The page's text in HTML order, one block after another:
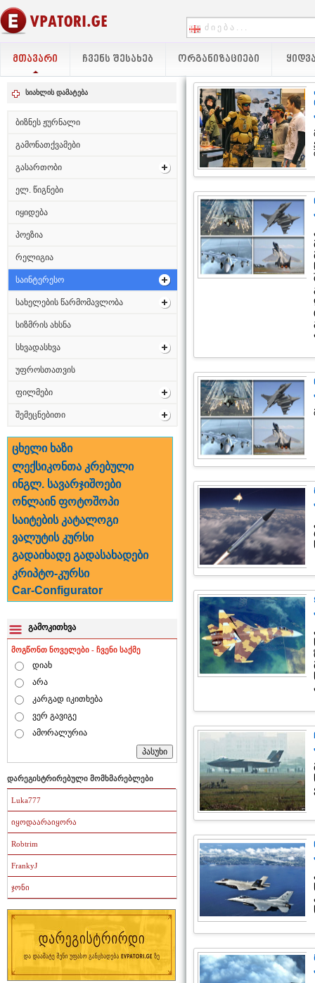
ᲛᲗᲐᲕᲐᲠᲘ ᲩᲕᲔᲜᲡ ᲨᲔᲡᲐᲮᲔᲑ ᲝᲠᲒᲐᲜᲘᲖᲐᲪᲘᲔᲑᲘ
სიახლის დამატება
ბიზნეს ჟურნალი
გამონათქვამები
გასართობი
ელ. წიგნები
იყიდება
პოეზია
რელიგია
საინტერესო
სახელების წარმომავლობა
სიზმრის ახსნა
სხვადასხვა
უფროსთათვის
ფილმები
შემეცნებითი
ცხელი ხაზი
ლექსიკონთა კრებული
ინგლ. სავარჯიშოები
ონლაინ ფოტოშოპი
საიტების კატალოგი
ვალუტის კურსი
გადაიხადე გადასახადები
კრიპტო-კურსი
Car-Configurator
გამოკითხვა
მოგწონთ ნოველები - ჩვენი საქმე
დიახ
არა
კარგად იკითხება
ვერ გავიგე
ამორალურია
დარეგისტრირებული მომხმარებლები
Luka777
იყოდაარაიყორა
Robtrim
FrankyJ
ჯონი